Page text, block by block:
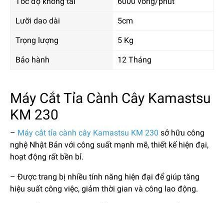
Lưỡi dao dài 5cm
Trọng lượng 5 Kg
Bảo hành 12 Tháng
Máy Cắt Tỉa Cành Cây Kamastsu
KM 230
– Máy cắt tỉa cành cây Kamastsu KM 230 sở hữu công
nghệ Nhật Bản với công suất mạnh mẽ, thiết kế hiện đại,
hoạt động rất bền bỉ.
– Được trang bị nhiều tính năng hiện đại để giúp tăng
hiệu suất công việc, giảm thời gian và công lao động.